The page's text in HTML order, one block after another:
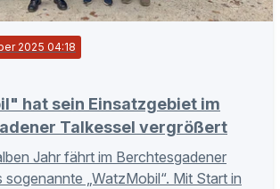
2025 04:18
hat sein Einsatzgebiet im
Talkessel vergrößert
Jahr fährt im Berchtesgadener
sogenannte „WatzMobil“. Mit Start in